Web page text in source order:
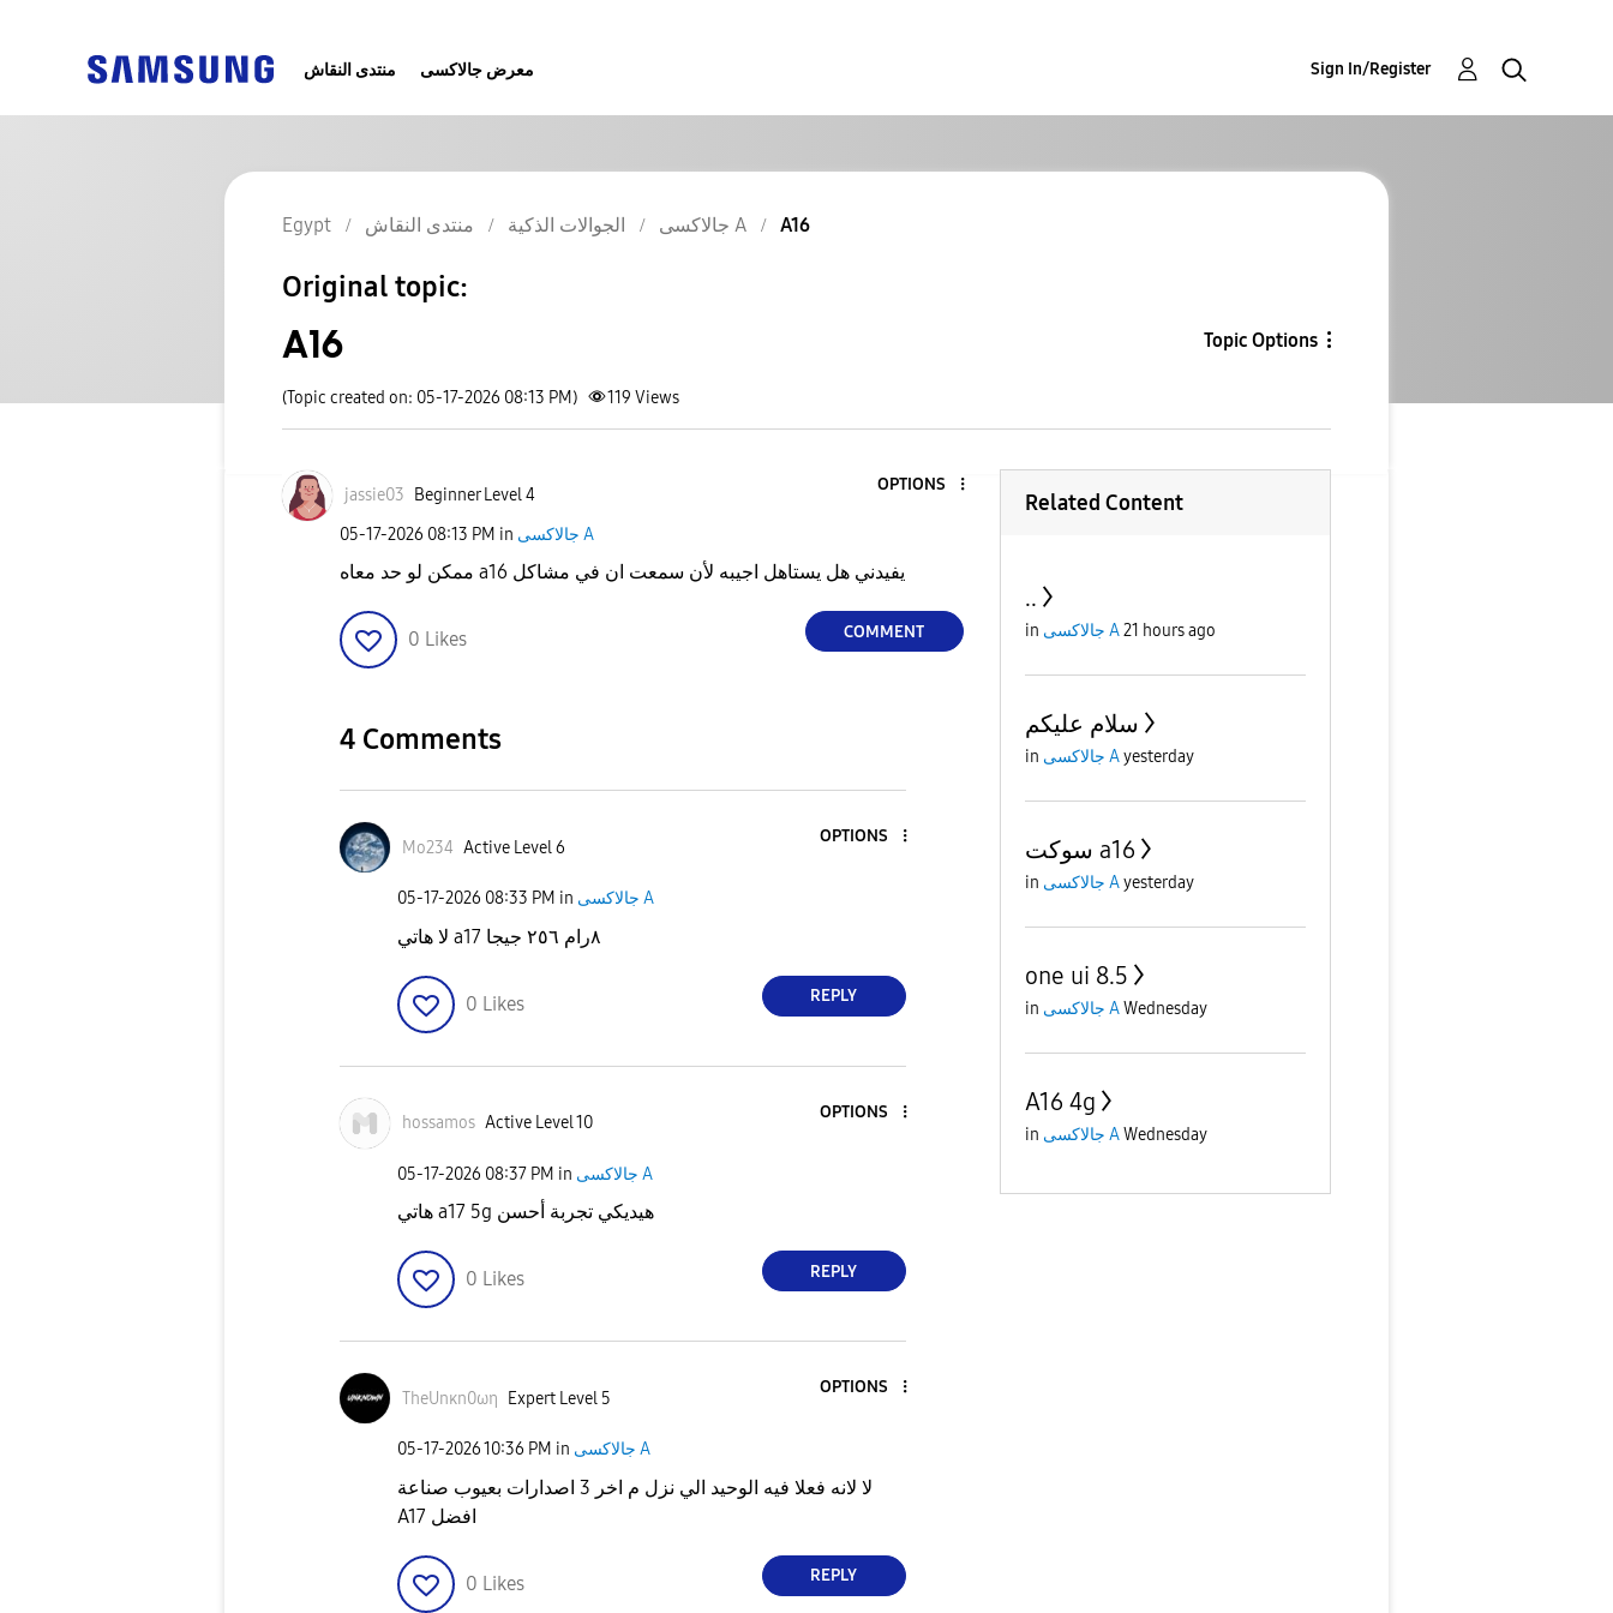
منتدى النقاش معرض جالاكسى Sign In/Register
Egypt منتدى النقاش الجوالات الذكية جالاكسى A A16
Original topic:
A16 Topic Options
(Topic created on: 05-17-2026 08:13 PM) 119 Views
jassie03 Beginner Level 4
OPTIONS
‎05-17-2026 08:13 PM in جالاكسى A
0 Likes COMMENT
4 Comments
Mo234 Active Level 6
OPTIONS
‎05-17-2026 08:33 PM in جالاكسى A
لا هاتي a17 ٨رام ٢٥٦ جيجا
0 Likes REPLY
hossamos Active Level 10
OPTIONS
‎05-17-2026 08:37 PM in جالاكسى A
هاتي a17 5g هيديكي تجربة أحسن
0 Likes REPLY
TheUnκn0ωη Expert Level 5
OPTIONS
‎05-17-202610:36 PM in جالاكسى A
لا لانه فعلا فيه الوحيد الي نزل م اخر 3 اصدارات بعيوب صناعة
A17 افضل
0 Likes REPLY
Related Content
..
in جالاكسى A21 hours ago
سلام عليكم
in جالاكسى Ayesterday
سوكت a16
in جالاكسى Ayesterday
one ui 8.5
in جالاكسى AWednesday
A16 4g
in جالاكسى AWednesday